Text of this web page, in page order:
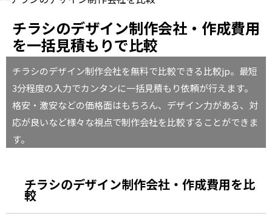
チラシのデザイン制作会社・作成費用
を一括見積もりで比較
チラシのデザイン制作会社を無料で比較できる比較jp。最短
3分程度の入力でカンタンに一括見積もり依頼が行えます。
格安・激安などの価格面はもちろん、デザイン力がある、対
応が良いなど様々な視点で制作会社を比較することができま
す。
チラシのデザイン制作会社・作成費用を比
較